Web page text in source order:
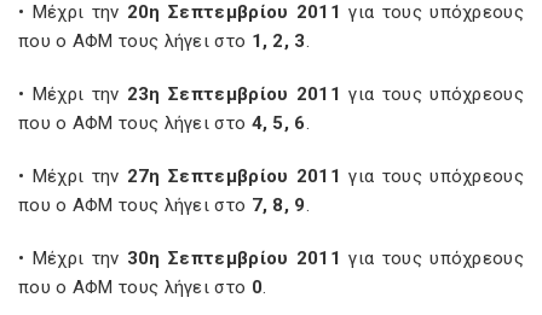
• Μέχρι την 20η Σεπτεμβρίου 2011 για τους υπόχρεους
που ο ΑΦΜ τους λήγει στο 1, 2, 3.
• Μέχρι την 23η Σεπτεμβρίου 2011 για τους υπόχρεους
που ο ΑΦΜ τους λήγει στο 4, 5, 6.
• Μέχρι την 27η Σεπτεμβρίου 2011 για τους υπόχρεους
που ο ΑΦΜ τους λήγει στο 7, 8, 9.
• Μέχρι την 30η Σεπτεμβρίου 2011 για τους υπόχρεους
που ο ΑΦΜ τους λήγει στο 0.